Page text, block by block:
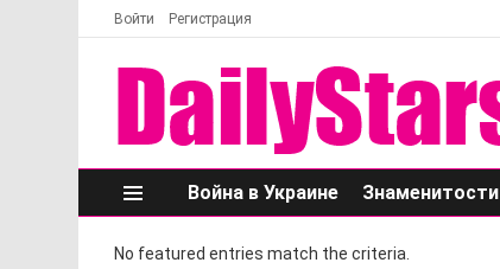
Войти Регистрация
Меню
Война в Украине Знаменитости
No featured entries match the criteria.